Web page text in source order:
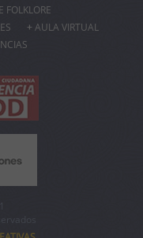
FOLKLORE
AULA VIRTUAL